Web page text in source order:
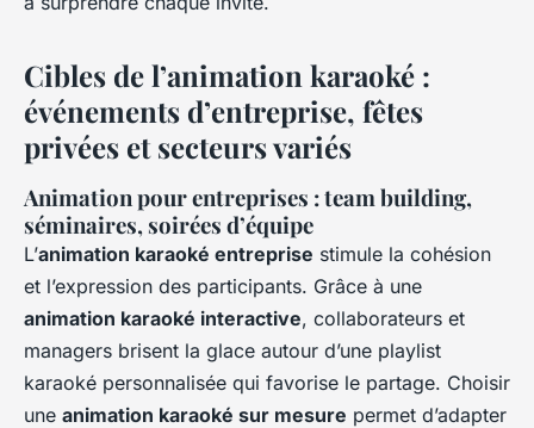
Cibles de l’animation karaoké :
événements d’entreprise, fêtes
privées et secteurs variés
Animation pour entreprises : team building,
séminaires, soirées d’équipe
L’animation karaoké entreprise stimule la cohésion
et l’expression des participants. Grâce à une
animation karaoké interactive, collaborateurs et
managers brisent la glace autour d’une playlist
karaoké personnalisée qui favorise le partage. Choisir
une animation karaoké sur mesure permet d’adapter